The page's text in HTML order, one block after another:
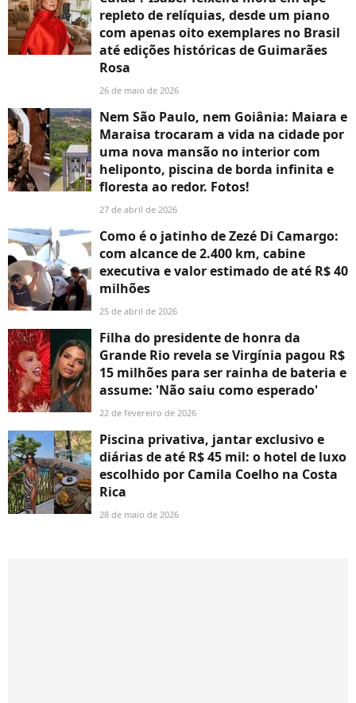
repleto de relíquias, desde um piano
com apenas oito exemplares no Brasil
até edições históricas de Guimarães
Rosa
26 de maio de 2026
Nem São Paulo, nem Goiânia: Maiara e
Maraisa trocaram a vida na cidade por
uma nova mansão no interior com
heliponto, piscina de borda infinita e
floresta ao redor. Fotos!
27 de abril de 2026
Como é o jatinho de Zezé Di Camargo:
com alcance de 2.400 km, cabine
executiva e valor estimado de até R$ 40
milhões
25 de abril de 2026
Filha do presidente de honra da
Grande Rio revela se Virgínia pagou R$
15 milhões para ser rainha de bateria e
assume: 'Não saiu como esperado'
22 de fevereiro de 2026
Piscina privativa, jantar exclusivo e
diárias de até R$ 45 mil: o hotel de luxo
escolhido por Camila Coelho na Costa
Rica
28 de maio de 2026